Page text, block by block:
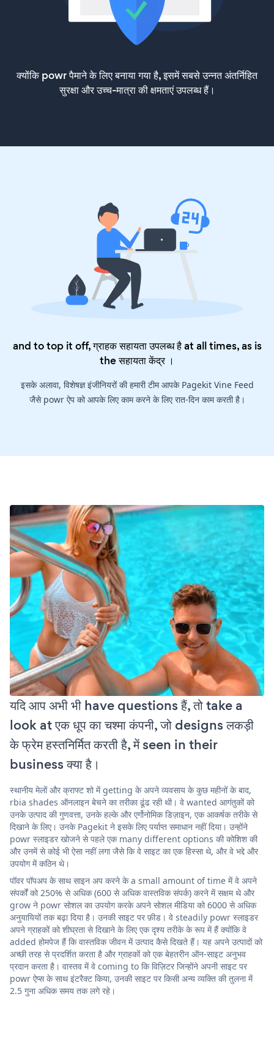
क्योंकि powr पैमाने के लिए बनाया गया है, इसमें सबसे उन्नत अंतर्निहित
सुरक्षा और उच्च-मात्रा की क्षमताएं उपलब्ध हैं।
and to top it off, ग्राहक सहायता उपलब्ध है at all times, as is
theसहायता केंद्र।
इसके अलावा, विशेषज्ञ इंजीनियरों की हमारी टीम आपके Pagekit Vine Feed
जैसे powr ऐप को आपके लिए काम करने के लिए रात-दिन काम करती है।
यदि आप अभी भी have questions हैं, तो take a
look at एक धूप का चश्मा कंपनी, जो designs लकड़ी
के फ्रेम हस्तनिर्मित करती है, में seen in their
business क्या है।
स्थानीय मेलों और क्राफ्ट शो में getting के अपने व्यवसाय के कुछ महीनों के बाद,
rbia shades ऑनलाइन बेचने का तरीका ढूंढ रही थी। वे wanted आगंतुकों को
उनके उत्पाद की गुणवत्ता, उनके हल्के और एर्गोनोमिक डिज़ाइन, एक आकर्षक तरीके से
दिखाने के लिए। उनके Pagekit ने इसके लिए पर्याप्त समाधान नहीं दिया। उन्होंने
powr स्लाइडर खोजने से पहले एक many different options की कोशिश की
और उनमें से कोई भी ऐसा नहीं लगा जैसे कि वे साइट का एक हिस्सा थे, और वे भद्दे और
उपयोग में कठिन थे।
पॉवर पॉपअप के साथ साइन अप करने के a small amount of time में वे अपने
संपर्कों को 250% से अधिक (600 से अधिक वास्तविक संपर्क) करने में सक्षम थे और
grow ने powr सोशल का उपयोग करके अपने सोशल मीडिया को 6000 से अधिक
अनुयायियों तक बढ़ा दिया है। उनकी साइट पर फ़ीड। वे steadily powr स्लाइडर
अपने ग्राहकों को शीघ्रता से दिखाने के लिए एक दृश्य तरीके के रूप में हैं क्योंकि वे
added होमपेज हैं कि वास्तविक जीवन में उत्पाद कैसे दिखते हैं। यह अपने उत्पादों को
अच्छी तरह से प्रदर्शित करता है और ग्राहकों को एक बेहतरीन ऑन-साइट अनुभव
प्रदान करता है। वास्तव में वे coming to कि विज़िटर जिन्होंने अपनी साइट पर
powr ऐप्स के साथ इंटरैक्ट किया, उनकी साइट पर किसी अन्य व्यक्ति की तुलना में
2.5 गुना अधिक समय तक लगे रहे।